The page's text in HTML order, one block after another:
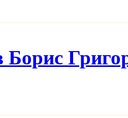
Борис